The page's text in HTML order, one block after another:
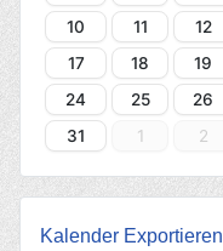
10
11 12
17
18 19
24
25 26
31
1 2
Kalender Exportieren